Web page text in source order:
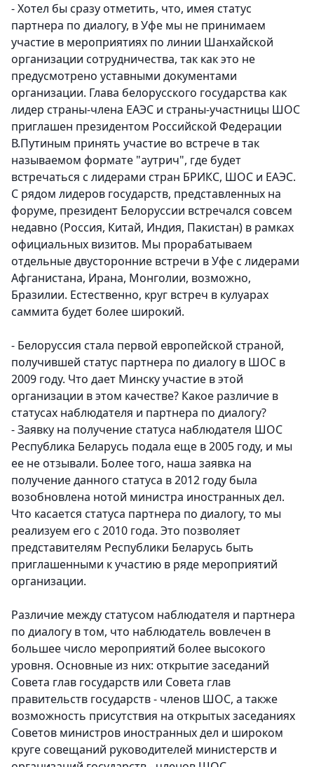
- Хотел бы сразу отметить, что, имея статус
партнера по диалогу, в Уфе мы не принимаем
участие в мероприятиях по линии Шанхайской
организации сотрудничества, так как это не
предусмотрено уставными документами
организации. Глава белорусского государства как
лидер страны-члена ЕАЭС и страны-участницы ШОС
приглашен президентом Российской Федерации
В.Путиным принять участие во встрече в так
называемом формате "аутрич", где будет
встречаться с лидерами стран БРИКС, ШОС и ЕАЭС.
С рядом лидеров государств, представленных на
форуме, президент Белоруссии встречался совсем
недавно (Россия, Китай, Индия, Пакистан) в рамках
официальных визитов. Мы прорабатываем
отдельные двусторонние встречи в Уфе с лидерами
Афганистана, Ирана, Монголии, возможно,
Бразилии. Естественно, круг встреч в кулуарах
саммита будет более широкий.
- Белоруссия стала первой европейской страной,
получившей статус партнера по диалогу в ШОС в
2009 году. Что дает Минску участие в этой
организации в этом качестве? Какое различие в
статусах наблюдателя и партнера по диалогу?
- Заявку на получение статуса наблюдателя ШОС
Республика Беларусь подала еще в 2005 году, и мы
ее не отзывали. Более того, наша заявка на
получение данного статуса в 2012 году была
возобновлена нотой министра иностранных дел.
Что касается статуса партнера по диалогу, то мы
реализуем его с 2010 года. Это позволяет
представителям Республики Беларусь быть
приглашенными к участию в ряде мероприятий
организации.
Различие между статусом наблюдателя и партнера
по диалогу в том, что наблюдатель вовлечен в
большее число мероприятий более высокого
уровня. Основные из них: открытие заседаний
Совета глав государств или Совета глав
правительств государств - членов ШОС, а также
возможность присутствия на открытых заседаниях
Советов министров иностранных дел и широком
круге совещаний руководителей министерств и